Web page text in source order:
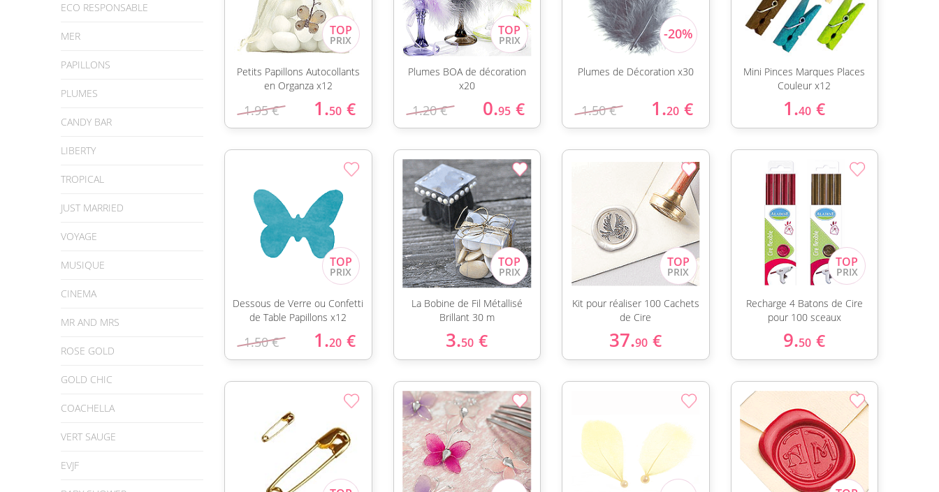
ECO RESPONSABLE
MER
PAPILLONS
PLUMES
CANDY BAR
LIBERTY
TROPICAL
JUST MARRIED
VOYAGE
MUSIQUE
CINEMA
MR AND MRS
ROSE GOLD
GOLD CHIC
COACHELLA
VERT SAUGE
EVJF
Petits Papillons Autocollants
en Organza x12
1.95 € 1.50 €
Plumes BOA de décoration
x20
1.20 € 0.95 €
Plumes de Décoration x30
1.50 € 1.20 €
Mini Pinces Marques Places
Couleur x12
1.40 €
Dessous de Verre ou Confetti
de Table Papillons x12
1.50 € 1.20 €
La Bobine de Fil Métallisé
Brillant 30 m
3.50 €
Kit pour réaliser 100 Cachets
de Cire
37.90 €
Recharge 4 Batons de Cire
pour 100 sceaux
9.50 €